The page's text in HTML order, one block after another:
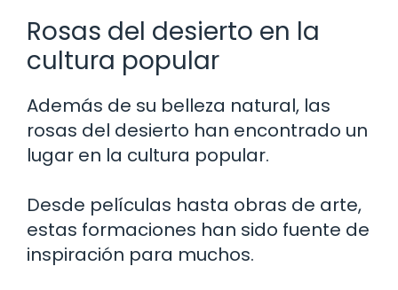
Rosas del desierto en la
cultura popular
Además de su belleza natural, las
rosas del desierto han encontrado un
lugar en la cultura popular.
Desde películas hasta obras de arte,
estas formaciones han sido fuente de
inspiración para muchos.